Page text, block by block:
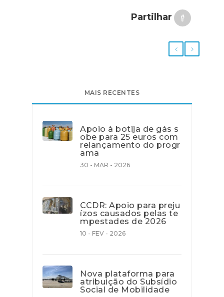
Partilhar
MAIS RECENTES
Apoio à botija de gás s
obe para 25 euros com
relançamento do progr
ama
30 - MAR - 2026
CCDR: Apoio para preju
ízos causados pelas te
mpestades de 2026
10 - FEV - 2026
Nova plataforma para
atribuição do Subsídio
Social de Mobilidade